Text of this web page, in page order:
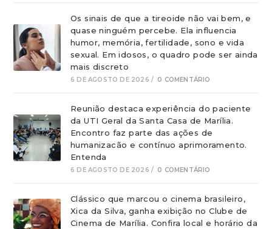
Os sinais de que a tireoide não vai bem, e
quase ninguém percebe. Ela influencia
humor, memória, fertilidade, sono e vida
sexual. Em idosos, o quadro pode ser ainda
mais discreto
6 DE AGOSTO DE 2026 / 0 COMENTÁRIO
Reunião destaca experiência do paciente
da UTI Geral da Santa Casa de Marília.
Encontro faz parte das ações de
humanizacão e contínuo aprimoramento.
Entenda
6 DE AGOSTO DE 2026 / 0 COMENTÁRIO
Clássico que marcou o cinema brasileiro,
Xica da Silva, ganha exibição no Clube de
Cinema de Marília. Confira local e horário da